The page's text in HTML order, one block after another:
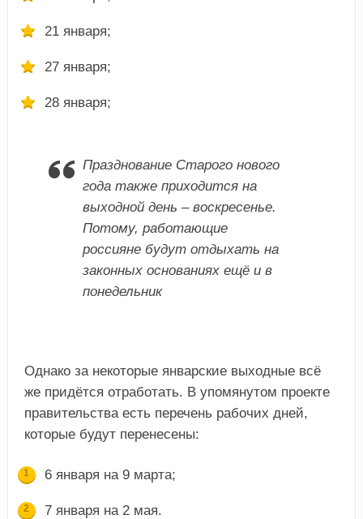
21 января;
27 января;
28 января;
Празднование Старого нового
года также приходится на
выходной день – воскресенье.
Потому, работающие
россияне будут отдыхать на
законных основаниях ещё и в
понедельник
Однако за некоторые январские выходные всё
же придётся отработать. В упомянутом проекте
правительства есть перечень рабочих дней,
которые будут перенесены:
6 января на 9 марта;
7 января на 2 мая.